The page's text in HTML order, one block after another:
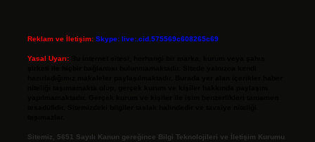
Reklam ve İletişim: Skype: live:.cid.575569c608265c69
Yasal Uyarı:
Sitemiz, 5651 Sayılı Kanun gereğince Bilgi Teknolojileri ve İletişim Kurumu